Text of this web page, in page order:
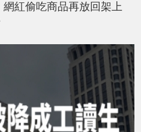
網紅偷吃商品再放回架上